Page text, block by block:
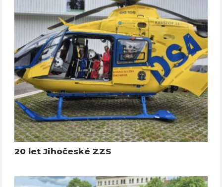
20 let Jihočeské ZZS